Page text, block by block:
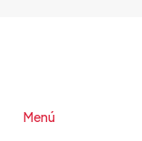
Menú